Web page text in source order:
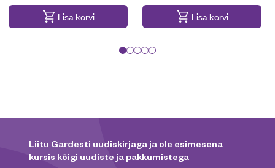
Lisa korvi Lisa korvi
Liitu Gardesti uudiskirjaga ja ole esimesena
kursis kõigi uudiste ja pakkumistega